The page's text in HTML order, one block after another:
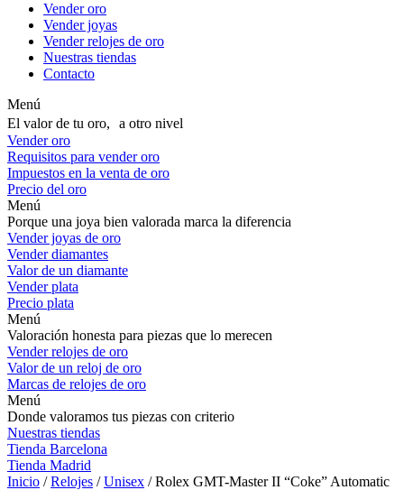
Vender oro
Vender joyas
Vender relojes de oro
Nuestras tiendas
Contacto
Menú
El valor de tu oro, a otro nivel
Vender oro
Requisitos para vender oro
Impuestos en la venta de oro
Precio del oro
Menú
Porque una joya bien valorada marca la diferencia
Vender joyas de oro
Vender diamantes
Valor de un diamante
Vender plata
Precio plata
Menú
Valoración honesta para piezas que lo merecen
Vender relojes de oro
Valor de un reloj de oro
Marcas de relojes de oro
Menú
Donde valoramos tus piezas con criterio
Nuestras tiendas
Tienda Barcelona
Tienda Madrid
Inicio /Relojes /Unisex / Rolex GMT-Master II “Coke” Automatic